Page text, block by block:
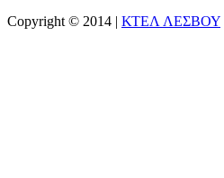
Copyright © 2014 | ΚΤΕΛ ΛΕΣΒΟΥ